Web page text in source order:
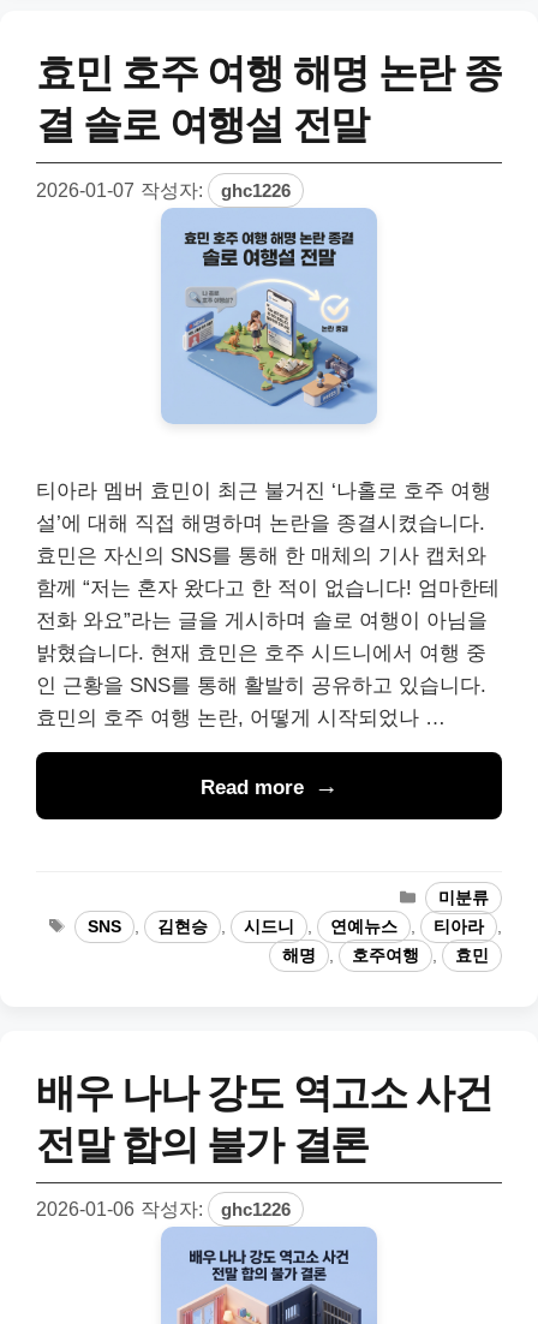
효민 호주 여행 해명 논란 종
결 솔로 여행설 전말
2026-01-07 작성자: ghc1226
티아라 멤버 효민이 최근 불거진 ‘나홀로 호주 여행
설’에 대해 직접 해명하며 논란을 종결시켰습니다.
효민은 자신의 SNS를 통해 한 매체의 기사 캡처와
함께 “저는 혼자 왔다고 한 적이 없습니다! 엄마한테
전화 와요”라는 글을 게시하며 솔로 여행이 아님을
밝혔습니다. 현재 효민은 호주 시드니에서 여행 중
인 근황을 SNS를 통해 활발히 공유하고 있습니다.
효민의 호주 여행 논란, 어떻게 시작되었나 …
Read more
카
테
고
리
미분류
태
그
SNS 김현승 시드니 연예뉴스 티아라
해명
호주여행 효민
배우 나나 강도 역고소 사건
전말 합의 불가 결론
2026-01-06 작성자: ghc1226